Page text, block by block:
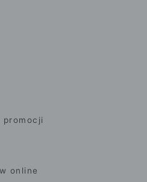
promocji
online